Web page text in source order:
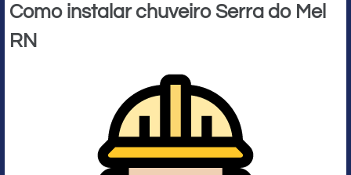
Como instalar chuveiro Serra do Mel
RN